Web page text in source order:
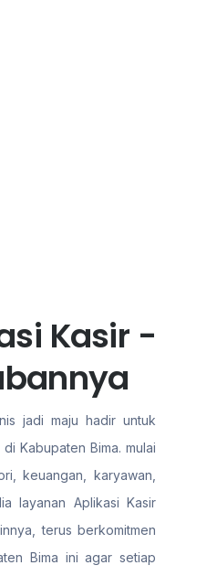
Kasir -
jadi maju hadir untuk
Kabupaten Bima. mulai
keuangan, karyawan,
layanan Aplikasi Kasir
terus berkomitmen
Bima ini agar setiap